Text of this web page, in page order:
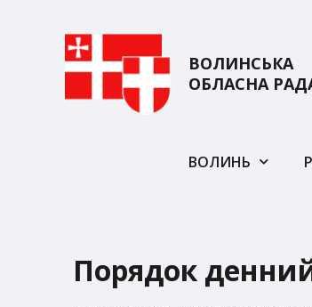
ВОЛИНСЬКА
ОБЛАСНА
ВОЛИНЬ
Порядок денний